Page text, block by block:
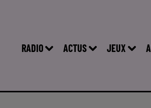
RADIO ACTUS JEUX